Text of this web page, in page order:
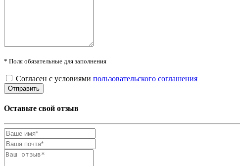
* Поля обязательные для заполнения
Согласен с условиями пользовательского соглашения
Оставьте свой отзыв